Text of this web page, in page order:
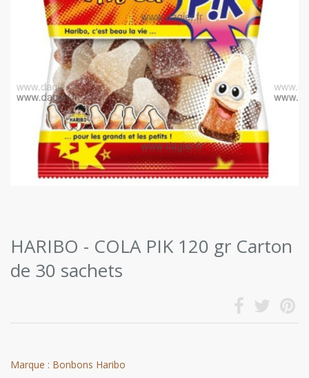
HARIBO - COLA PIK 120 gr Carton
de 30 sachets
Marque : Bonbons Haribo